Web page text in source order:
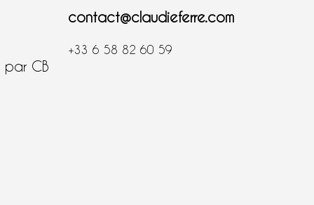
par CB
contact@claudieferre.com
+33 6 58 82 60 59